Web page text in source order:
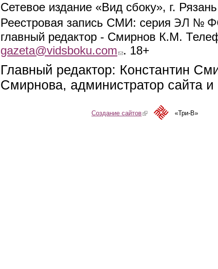
Сетевое издание «Вид сбоку», г.
Реестровая запись СМИ: серия ЭЛ №
главный редактор - Смирнов К.М.
gazeta@vidsboku.com (link sends e-mail)
. 18+
Главный редактор: Константин
Смирнова, администратор сайта
Создание сайтов(link is external)«Три-В»